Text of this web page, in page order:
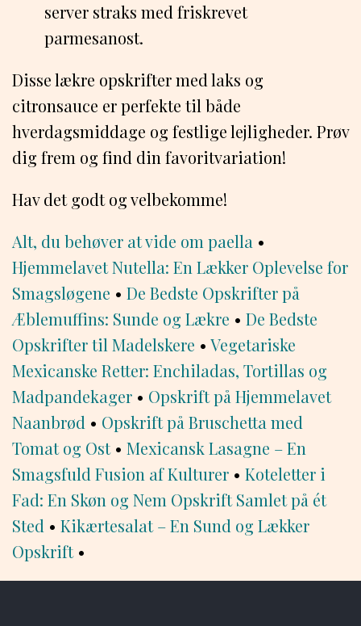
server straks med friskrevet
parmesanost.
Disse lækre opskrifter med laks og
citronsauce er perfekte til både
hverdagsmiddage og festlige lejligheder. Prøv
dig frem og find din favoritvariation!
Hav det godt og velbekomme!
Alt, du behøver at vide om paella •
Hjemmelavet Nutella: En Lækker Oplevelse for
Smagsløgene • De Bedste Opskrifter på
Æblemuffins: Sunde og Lækre • De Bedste
Opskrifter til Madelskere • Vegetariske
Mexicanske Retter: Enchiladas, Tortillas og
Madpandekager • Opskrift på Hjemmelavet
Naanbrød • Opskrift på Bruschetta med
Tomat og Ost• Mexicansk Lasagne – En
Smagsfuld Fusion af Kulturer • Koteletter i
Fad: En Skøn og Nem Opskrift Samlet på ét
Sted • Kikærtesalat – En Sund og Lækker
Opskrift•